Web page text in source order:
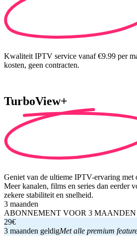
Kwaliteit IPTV service vanaf €9.99 per
kosten, geen contracten.
TurboView+
Geniet van de ultieme IPTV-ervaring met
Meer kanalen, films en series dan eerder
zekere stabiliteit en snelheid.
3 maanden
ABONNEMENT VOOR 3 MAANDEN
29€
3 maanden geldigMet alle premium